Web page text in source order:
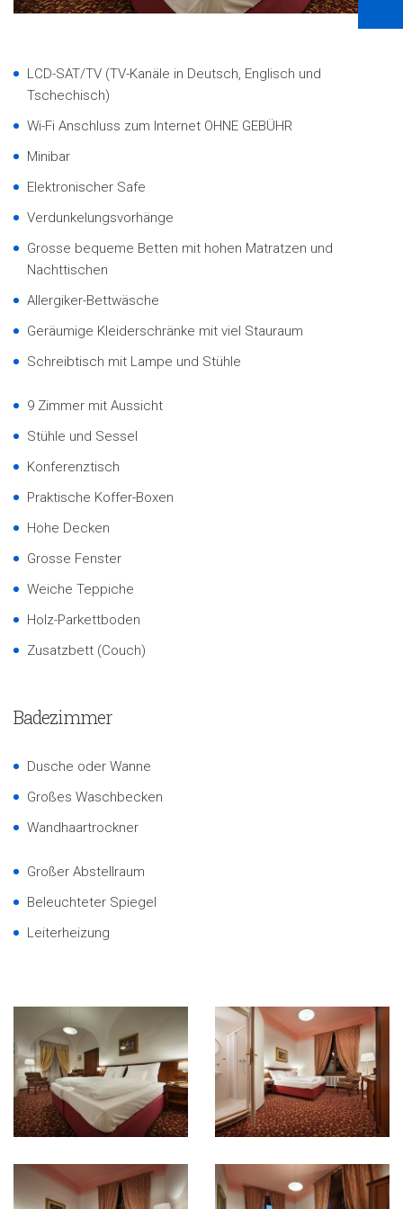
LCD-SAT/TV (TV-Kanäle in Deutsch, Englisch und
Tschechisch)
Wi-Fi Anschluss zum Internet OHNE GEBÜHR
Minibar
Elektronischer Safe
Verdunkelungsvorhänge
Grosse bequeme Betten mit hohen Matratzen und
Nachttischen
Allergiker-Bettwäsche
Geräumige Kleiderschränke mit viel Stauraum
Schreibtisch mit Lampe und Stühle
9 Zimmer mit Aussicht
Stühle und Sessel
Konferenztisch
Praktische Koffer-Boxen
Hohe Decken
Grosse Fenster
Weiche Teppiche
Holz-Parkettboden
Zusatzbett (Couch)
Badezimmer
Dusche oder Wanne
Großes Waschbecken
Wandhaartrockner
Großer Abstellraum
Beleuchteter Spiegel
Leiterheizung